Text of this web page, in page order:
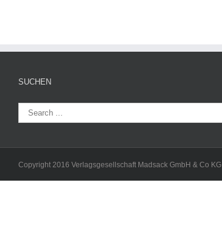
SUCHEN
Copyright 2016 Verlagsgesellschaft Madsack GmbH & Co KG